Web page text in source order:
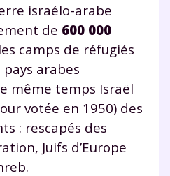
israélo-arabe
de 600 000
camps de réfugiés
arabes
même temps Israël
votée en 1950) des
: rescapés des
Juifs d’Europe